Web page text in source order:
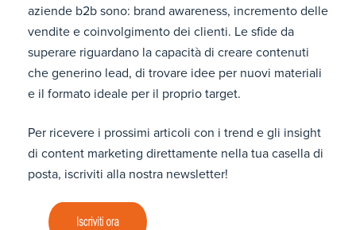
aziende b2b sono: brand awareness, incremento delle
vendite e coinvolgimento dei clienti. Le sfide da
superare riguardano la capacità di creare contenuti
che generino lead, di trovare idee per nuovi materiali
e il formato ideale per il proprio target.
Per ricevere i prossimi articoli con i trend e gli insight
di content marketing direttamente nella tua casella di
posta, iscriviti alla nostra newsletter!